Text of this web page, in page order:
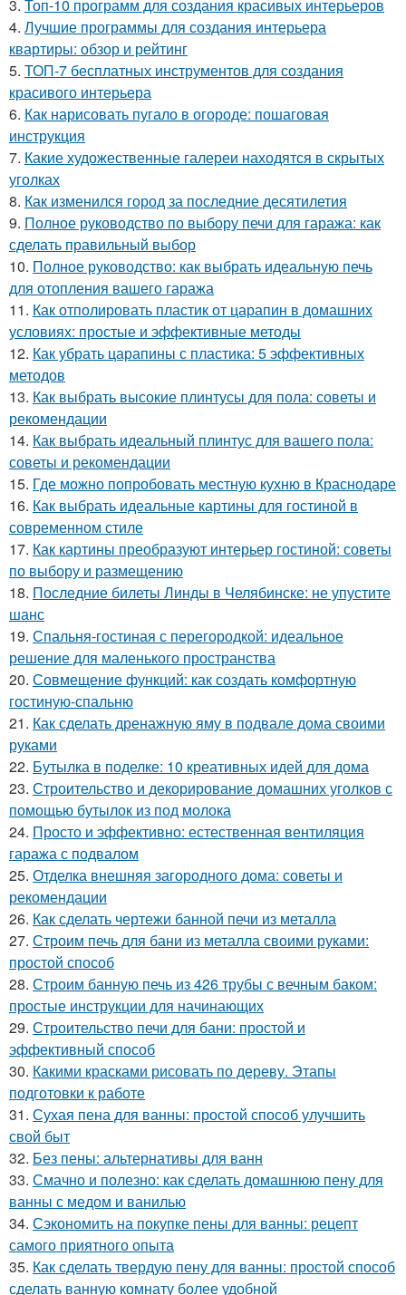
3. Топ-10 программ для создания красивых интерьеров
4. Лучшие программы для создания интерьера
квартиры: обзор и рейтинг
5. ТОП-7 бесплатных инструментов для создания
красивого интерьера
6. Как нарисовать пугало в огороде: пошаговая
инструкция
7. Какие художественные галереи находятся в скрытых
уголках
8. Как изменился город за последние десятилетия
9. Полное руководство по выбору печи для гаража: как
сделать правильный выбор
10. Полное руководство: как выбрать идеальную печь
для отопления вашего гаража
11. Как отполировать пластик от царапин в домашних
условиях: простые и эффективные методы
12. Как убрать царапины с пластика: 5 эффективных
методов
13. Как выбрать высокие плинтусы для пола: советы и
рекомендации
14. Как выбрать идеальный плинтус для вашего пола:
советы и рекомендации
15. Где можно попробовать местную кухню в Краснодаре
16. Как выбрать идеальные картины для гостиной в
современном стиле
17. Как картины преобразуют интерьер гостиной: советы
по выбору и размещению
18. Последние билеты Линды в Челябинске: не упустите
шанс
19. Спальня-гостиная с перегородкой: идеальное
решение для маленького пространства
20. Совмещение функций: как создать комфортную
гостиную-спальню
21. Как сделать дренажную яму в подвале дома своими
руками
22. Бутылка в поделке: 10 креативных идей для дома
23. Строительство и декорирование домашних уголков с
помощью бутылок из под молока
24. Просто и эффективно: естественная вентиляция
гаража с подвалом
25. Отделка внешняя загородного дома: советы и
рекомендации
26. Как сделать чертежи банной печи из металла
27. Строим печь для бани из металла своими руками:
простой способ
28. Строим банную печь из 426 трубы с вечным баком:
простые инструкции для начинающих
29. Строительство печи для бани: простой и
эффективный способ
30. Какими красками рисовать по дереву. Этапы
подготовки к работе
31. Сухая пена для ванны: простой способ улучшить
свой быт
32. Без пены: альтернативы для ванн
33. Смачно и полезно: как сделать домашнюю пену для
ванны с медом и ванилью
34. Сэкономить на покупке пены для ванны: рецепт
самого приятного опыта
35. Как сделать твердую пену для ванны: простой способ
сделать ванную комнату более удобной